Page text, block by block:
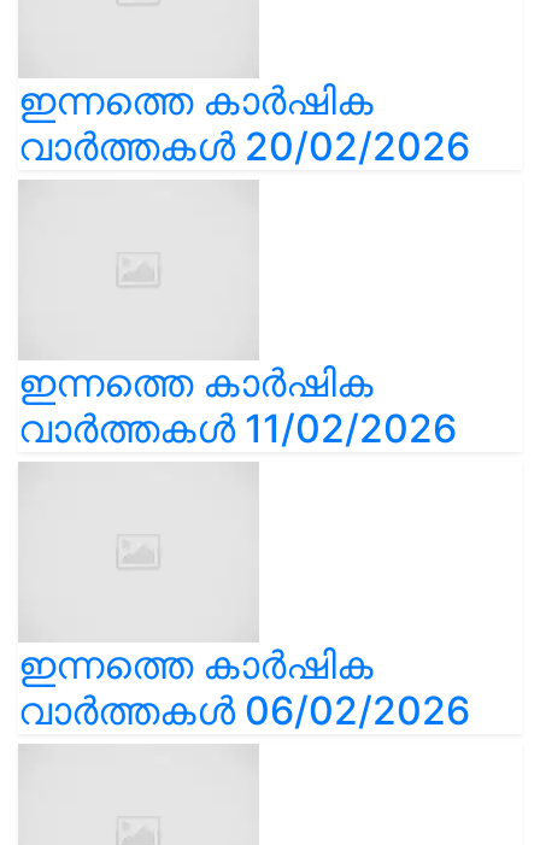
ഇന്നത്തെ കാർഷിക
വാർത്തകൾ 20/02/2026
ഇന്നത്തെ കാർഷിക
വാർത്തകൾ 11/02/2026
ഇന്നത്തെ കാർഷിക
വാർത്തകൾ 06/02/2026